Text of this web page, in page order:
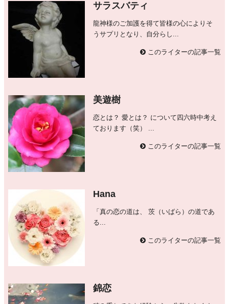
サラスバティ
龍神様のご加護を得て皆様の心によりそ
うサプリとなり、自分らし...
このライターの記事一覧
美遊樹
恋とは？ 愛とは？ について四六時中考え
ております（笑） ...
このライターの記事一覧
Hana
「真の恋の道は、 茨（いばら）の道であ
る...
このライターの記事一覧
錦恋